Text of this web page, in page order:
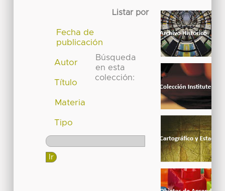
Listar por
Fecha de
publicación
Autor
Título
Materia
Tipo
Búsqueda
en esta
colección: